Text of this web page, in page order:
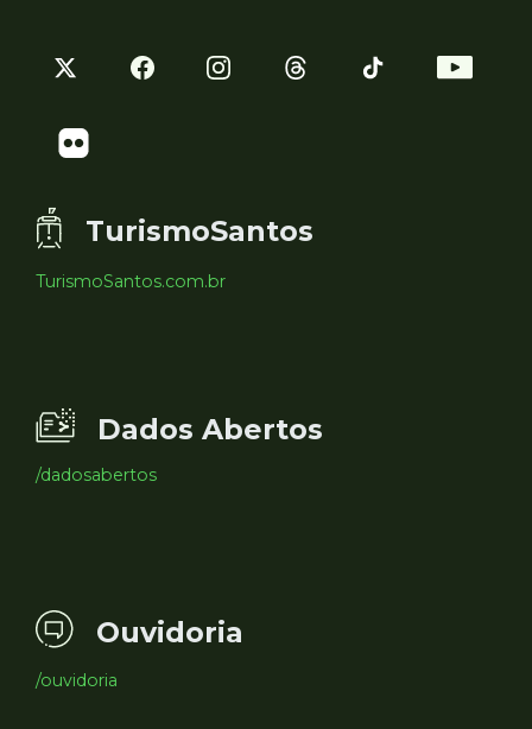
TurismoSantos
TurismoSantos.com.br
Dados Abertos
/dadosabertos
Ouvidoria
/ouvidoria